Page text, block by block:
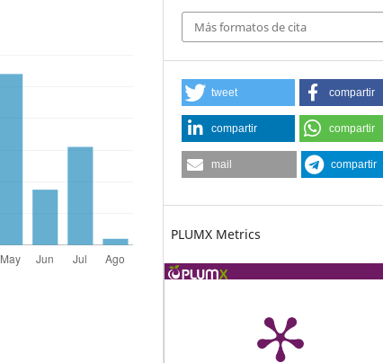
Más formatos de cita
tweet compartir
compartir compartir
mail compartir
PLUMX Metrics